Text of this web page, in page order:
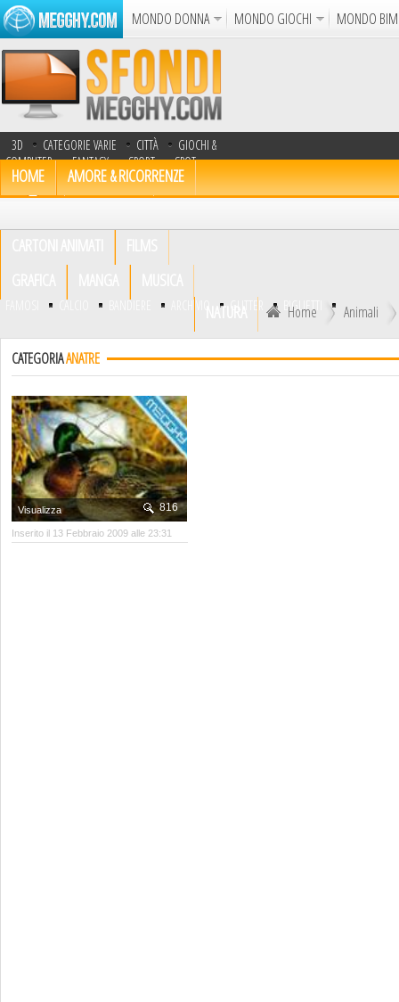
MONDO DONNA MONDO GIOCHI
MONDO
Album
Punto Croce Cucina
Azione Puzzle
Gif
Notizie
3D CATEGORIE VARIE CITTÀ
GIOCHI &
COMPUTER
FANTASY SPORT
SPOT
TV
TRASPORTI UOMINI
CALCIO BANDIERE ARCHIVIO BIGLIETTI
HOME
AMORE & RICORRENZE
NATURA
Home Animali
CATEGORIAANATRE
816
Visualizza
Inserito il 13 Febbraio 2009 alle 23:31